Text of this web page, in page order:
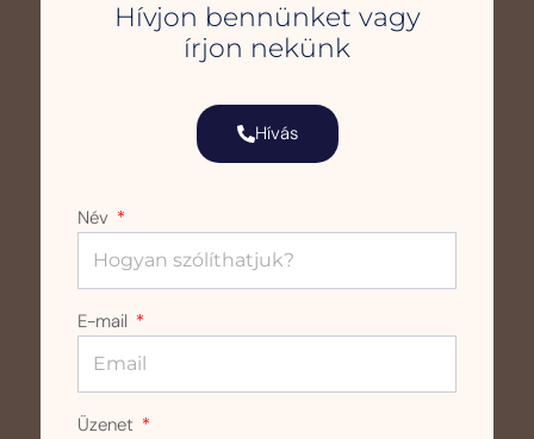
Hívjon bennünket vagy
írjon nekünk
Hívás
Név
E-mail
Üzenet